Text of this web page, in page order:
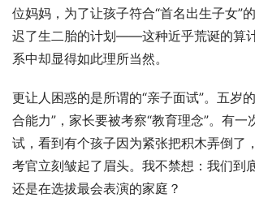
位妈妈，为了让孩子符合“首名出生子女”
迟了生二胎的计划——这种近乎荒诞的算
系中却显得如此理所当然。
更让人困惑的是所谓的“亲子面试”。五岁
合能力”，家长要被考察“教育理念”。有一
试，看到有个孩子因为紧张把积木弄倒了
考官立刻皱起了眉头。我不禁想：我们到
还是在选拔最会表演的家庭？